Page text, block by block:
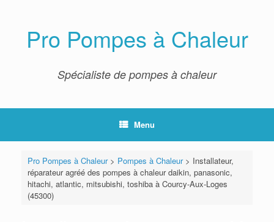
Pro Pompes à Chaleur
Spécialiste de pompes à chaleur
Menu
Pro Pompes à Chaleur> Pompes à Chaleur> Installateur,
réparateur agréé des pompes à chaleur daikin, panasonic,
hitachi, atlantic, mitsubishi, toshiba à Courcy-Aux-Loges
(45300)